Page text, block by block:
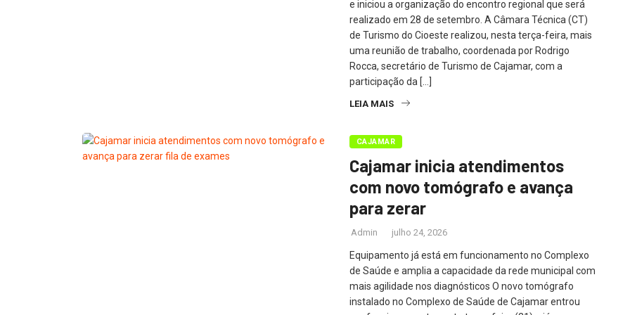
e iniciou a organização do encontro regional que será
realizado em 28 de setembro. A Câmara Técnica (CT)
de Turismo do Cioeste realizou, nesta terça-feira, mais
uma reunião de trabalho, coordenada por Rodrigo
Rocca, secretário de Turismo de Cajamar, com a
participação da […]
LEIA MAIS
CAJAMAR
Cajamar inicia atendimentos
com novo tomógrafo e avança
para zerar
Admin julho 24, 2026
Equipamento já está em funcionamento no Complexo
de Saúde e amplia a capacidade da rede municipal com
mais agilidade nos diagnósticos O novo tomógrafo
instalado no Complexo de Saúde de Cajamar entrou